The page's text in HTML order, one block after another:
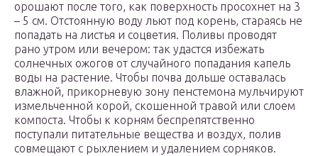
орошают после того, как поверхность просохнет на 3
– 5 см. Отстоянную воду льют под корень, стараясь не
попадать на листья и соцветия. Поливы проводят
рано утром или вечером: так удастся избежать
солнечных ожогов от случайного попадания капель
воды на растение. Чтобы почва дольше оставалась
влажной, прикорневую зону пенстемона мульчируют
измельченной корой, скошенной травой или слоем
компоста. Чтобы к корням беспрепятственно
поступали питательные вещества и воздух, полив
совмещают с рыхлением и удалением сорняков.